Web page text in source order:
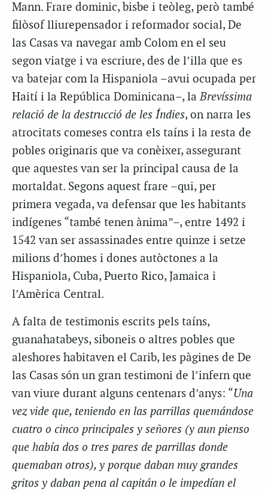
Mann. Frare dominic, bisbe i teòleg, però també
filòsof lliurepensador i reformador social, De
las Casas va navegar amb Colom en el seu
segon viatge i va escriure, des de l’illa que es
va batejar com la Hispaniola –avui ocupada per
Haití i la República Dominicana–, laBrevíssima
relació de la destrucció de les Índies, on narra les
atrocitats comeses contra els taíns i la resta de
pobles originaris que va conèixer, assegurant
que aquestes van ser la principal causa de la
mortaldat. Segons aquest frare –qui, per
primera vegada, va defensar que les habitants
indígenes “també tenen ànima”–, entre 1492 i
1542 van ser assassinades entre quinze i setze
milions d’homes i dones autòctones a la
Hispaniola, Cuba, Puerto Rico, Jamaica i
l’Amèrica Central.
A falta de testimonis escrits pels taíns,
guanahatabeys, siboneis o altres pobles que
aleshores habitaven el Carib, les pàgines de De
las Casas són un gran testimoni de l’infern que
van viure durant alguns centenars d’anys: “Una
vez vide que, teniendo en las parrillas quemándose
cuatro o cinco principales y señores (y aun pienso
que había dos o tres pares de parrillas donde
quemaban otros), y porque daban muy grandes
gritos y daban pena al capitán o le impedían el